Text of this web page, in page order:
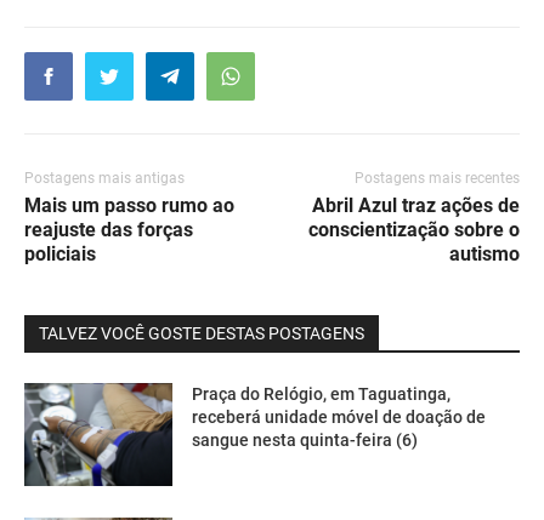
Postagens mais antigas
Mais um passo rumo ao
reajuste das forças
policiais
Postagens mais recentes
Abril Azul traz ações de
conscientização sobre o
autismo
TALVEZ VOCÊ GOSTE DESTAS POSTAGENS
Praça do Relógio, em Taguatinga,
receberá unidade móvel de doação de
sangue nesta quinta-feira (6)